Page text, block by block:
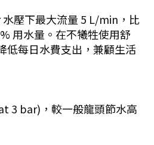
壓下最大流量 5 L/min，比
用水量。在不犧牲使用舒
低每日水費支出，兼顧生活
3 bar)，較一般龍頭節水高